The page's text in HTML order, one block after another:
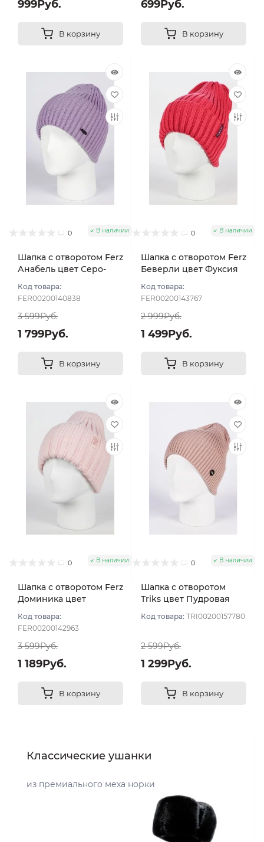
999Руб.
В корзину
699Руб.
В корзину
0 В наличии
Шапка с отворотом Ferz
Анабель цвет Серо-
Код товара:
FER00200140838
3 599Руб.
1 799Руб.
В корзину
0 В наличии
Шапка с отворотом Ferz
Беверли цвет Фуксия
Код товара:
FER00200143767
2 999Руб.
1 499Руб.
В корзину
0 В наличии
Шапка с отворотом Ferz
Доминика цвет
Код товара:
FER00200142963
3 599Руб.
1 189Руб.
В корзину
0 В наличии
Шапка с отворотом
Triks цвет Пудровая
Код товара: TRI00200157780
2 599Руб.
1 299Руб.
В корзину
Классические ушанки
из премиального меха норки